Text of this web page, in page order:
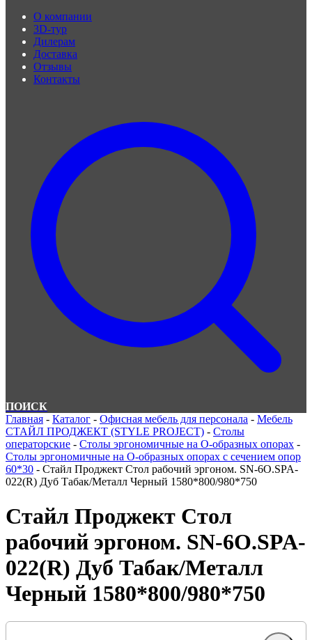
О компании
3D-тур
Дилерам
Доставка
Отзывы
Контакты
ПОИСК
Главная - Каталог - Офисная мебель для персонала - Мебель
СТАЙЛ ПРОДЖЕКТ (STYLE PROJECT) - Столы
операторские - Столы эргономичные на О-образных опорах -
Столы эргономичные на О-образных опорах с сечением опор
60*30 - Стайл Проджект Стол рабочий эргоном. SN-6O.SPA-
022(R) Дуб Табак/Металл Черный 1580*800/980*750
Стайл Проджект Стол
рабочий эргоном. SN-6O.SPA-
022(R) Дуб Табак/Металл
Черный 1580*800/980*750